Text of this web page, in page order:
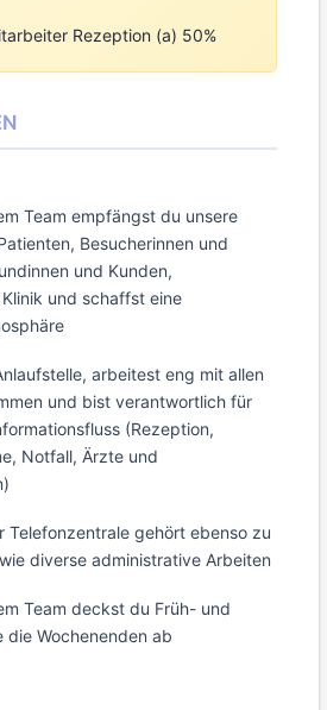
Rezeption (a) 50%
Team empfängst du unsere
Besucherinnen und
und Kunden,
und schaffst eine
arbeitest eng mit allen
und bist verantwortlich für
(Rezeption,
Notfall, Ärzte und
Telefonzentrale gehört ebenso zu
diverse administrative Arbeiten
Team deckst du Früh- und
die Wochenenden ab